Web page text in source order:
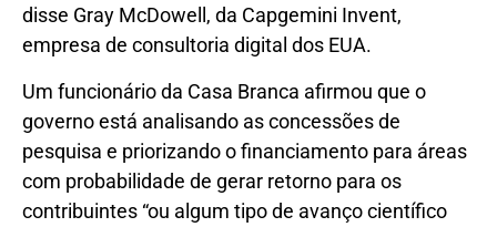
disse Gray McDowell, da Capgemini Invent,
empresa de consultoria digital dos EUA.
Um funcionário da Casa Branca afirmou que o
governo está analisando as concessões de
pesquisa e priorizando o financiamento para áreas
com probabilidade de gerar retorno para os
contribuintes “ou algum tipo de avanço científico